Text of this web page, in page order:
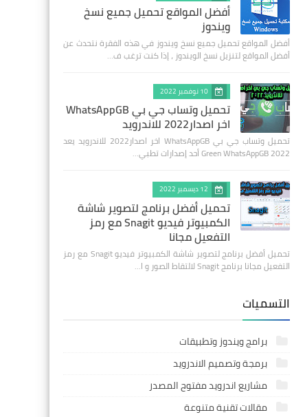
أفضل المواقع تحميل جميع نسخ
ويندوز
أفضل المواقع تحميل جميع نسخ ويندوز في هذه الفقرة نتحدث عن
أفضل المواقع لتنزيل نسخ الويندوز ، إذا كنت ترغب ف…
10 نوفمبر 2022
تحميل وتساب جي بي WhatsAppGB
اخر اصدار2022 للاندرويد
تحميل وتساب جي بي WhatsAppGB اخر اصدار2022 للاندرويد يعد
Green WhatsAppGB 2022 أحد إصدارات تطبي…
12 ديسمبر 2022
تحميل أفضل برنامج لتصوير شاشة
الكمبيوتر فيديو Snagit مع رمز
التفعيل مجانا
تحميل أفضل برنامج لتصوير شاشة الكمبيوتر فيديو Snagit مع رمز
التفعيل مجانا برنامج Snagit لالتقاط الصور و ا…
التسميات
برامج ويندوز وتطبيقات
برمجة وتصميم الاندرويد
مشاريع اندرويد مفتوح المصدر
مقالات تقنية متنوعة